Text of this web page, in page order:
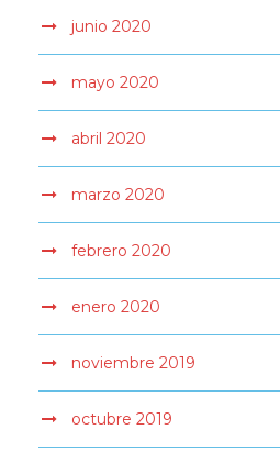
junio 2020
mayo 2020
abril 2020
marzo 2020
febrero 2020
enero 2020
noviembre 2019
octubre 2019